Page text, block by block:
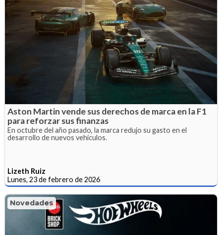
Aston Martin vende sus derechos de marca en la F1
para reforzar sus finanzas
En octubre del año pasado, la marca redujo su gasto en el
desarrollo de nuevos vehículos.
Lizeth Ruiz
Lunes, 23 de febrero de 2026
Novedades